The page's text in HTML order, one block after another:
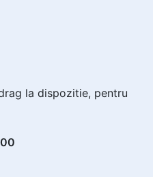
la dispozitie, pentru